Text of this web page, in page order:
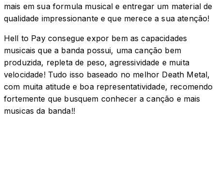
mais em sua formula musical e entregar um material de
qualidade impressionante e que merece a sua atenção!
Hell to Pay consegue expor bem as capacidades
musicais que a banda possui, uma canção bem
produzida, repleta de peso, agressividade e muita
velocidade! Tudo isso baseado no melhor Death Metal,
com muita atitude e boa representatividade, recomendo
fortemente que busquem conhecer a canção e mais
musicas da banda!!